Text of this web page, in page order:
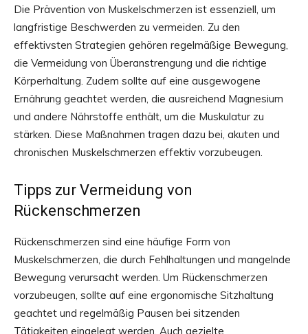
Die Prävention von Muskelschmerzen ist essenziell, um
langfristige Beschwerden zu vermeiden. Zu den
effektivsten Strategien gehören regelmäßige Bewegung,
die Vermeidung von Überanstrengung und die richtige
Körperhaltung. Zudem sollte auf eine ausgewogene
Ernährung geachtet werden, die ausreichend Magnesium
und andere Nährstoffe enthält, um die Muskulatur zu
stärken. Diese Maßnahmen tragen dazu bei, akuten und
chronischen Muskelschmerzen effektiv vorzubeugen.
Tipps zur Vermeidung von
Rückenschmerzen
Rückenschmerzen sind eine häufige Form von
Muskelschmerzen, die durch Fehlhaltungen und mangelnde
Bewegung verursacht werden. Um Rückenschmerzen
vorzubeugen, sollte auf eine ergonomische Sitzhaltung
geachtet und regelmäßig Pausen bei sitzenden
Tätigkeiten eingelegt werden. Auch gezielte